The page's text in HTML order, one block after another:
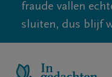
fraude vallen
sluiten, dus blijf